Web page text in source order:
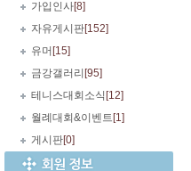
가입인사[8]
자유게시판[152]
유머 [15]
금강갤러리 [95]
테니스대회소식 [12]
월례대회&이벤트 [1]
게시판[0]